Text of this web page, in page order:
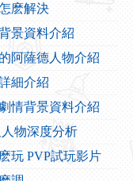
麽解決
景資料介紹
阿薩德人物介紹
細介紹
情背景資料介紹
物深度分析
玩 PVP試玩影片